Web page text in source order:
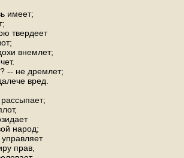
имеет;
твердеет
внемлет;
-- не дремлет;
вред.
народ;
прав,